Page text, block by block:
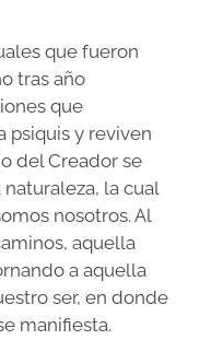
que fueron
tras año
que
psiquis y reviven
del Creador se
la cual
nosotros. Al
aquella
a aquella
ser, en donde
manifiesta.